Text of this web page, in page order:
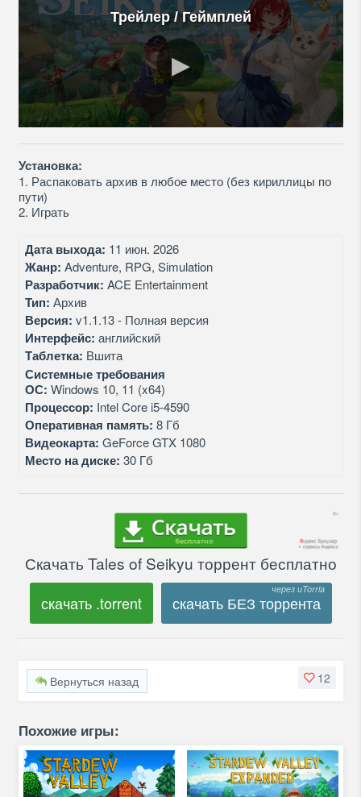
Трейлер / Геймплей
Установка:
1. Распаковать архив в любое место (без кириллицы по
пути)
2. Играть
Дата выхода: 11 июн. 2026
Жанр: Adventure, RPG, Simulation
Разработчик: ACE Entertainment
Тип: Архив
Версия: v1.1.13 - Полная версия
Интерфейс: английский
Таблетка: Вшита
Системные требования
ОС: Windows 10, 11 (x64)
Процессор: Intel Core i5-4590
Оперативная память: 8 Гб
Видеокарта: GeForce GTX 1080
Место на диске: 30 Гб
Скачать Tales of Seikyu торрент бесплатно
скачать .torrent скачать БЕЗ торрента
12
Вернуться назад
Похожие игры: